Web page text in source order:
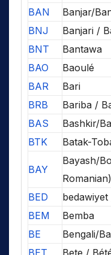
BAN
Banjar/
BNJ
Banjari /
BNT
Bantawa
BAO
Baoulé
BAR
Bari
BRB
Bariba /
BAS
Bashkir/
BTK
Batak-
BAY
Bayash/
Romanian)
BED
BEM
Bemba
BE
Bengali/
BET
Bete /